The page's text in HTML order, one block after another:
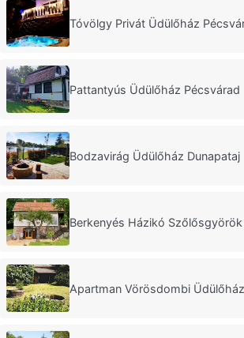
Tóvölgy Privát Üdülőház
Pattantyús Üdülőház Pécsvárad
Bodzavirág Üdülőház Dunapataj
Berkenyés Házikó Szőlősgyörök
Apartman Vörösdombi